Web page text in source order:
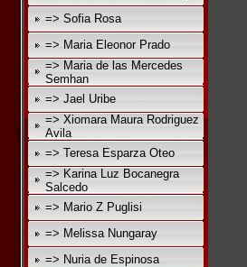
=> Sofia Rosa
=> Maria Eleonor Prado
=> Maria de las Mercedes
Semhan
=> Jael Uribe
=> Xiomara Maura Rodriguez
Avila
=> Teresa Esparza Oteo
=> Karina Luz Bocanegra
Salcedo
=> Mario Z Puglisi
=> Melissa Nungaray
=> Nuria de Espinosa